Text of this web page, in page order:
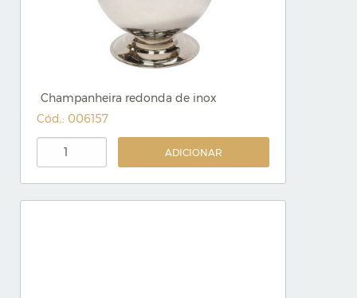
Champanheira redonda de inox
Cód.: 006157
ADICIONAR